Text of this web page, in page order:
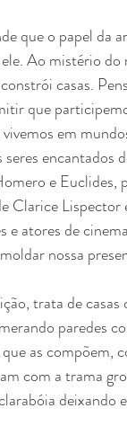
que o papel da
Ao mistério
casas.
que
em
seres encantados
e Euclides,
Clarice
e atores de
nossa
trata de
paredes
as compõem,
com a trama